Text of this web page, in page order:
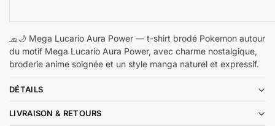
🧢🌙 Mega Lucario Aura Power — t-shirt brodé Pokemon autour
du motif Mega Lucario Aura Power, avec charme nostalgique,
broderie anime soignée et un style manga naturel et expressif.
DÉTAILS
LIVRAISON & RETOURS